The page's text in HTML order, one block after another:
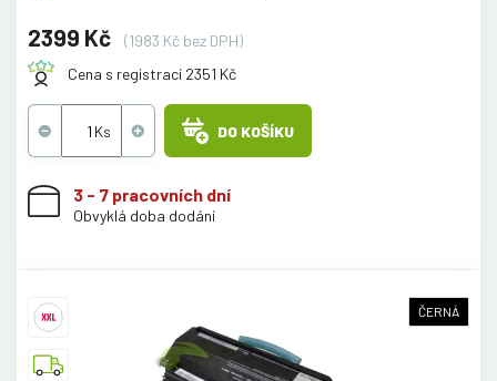
2399 Kč
(1983 Kč bez DPH)
Cena s registrací 2351 Kč
DO KOŠÍKU
3 - 7 pracovních dní
Obvyklá doba dodání
ČERNÁ